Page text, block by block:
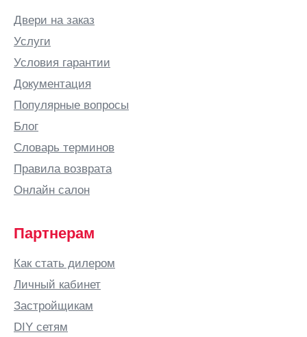
Двери на заказ
Услуги
Условия гарантии
Документация
Популярные вопросы
Блог
Словарь терминов
Правила возврата
Онлайн салон
Партнерам
Как стать дилером
Личный кабинет
Застройщикам
DIY сетям